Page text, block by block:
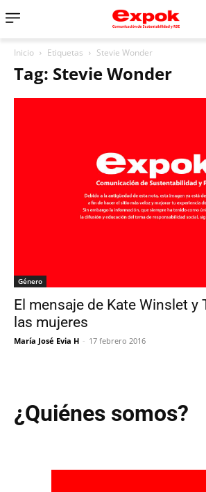
Inicio Etiquetas Stevie Wonder
Tag: Stevie Wonder
Género
El mensaje de Kate Winslet y
las mujeres
María José Evia H - 17 febrero 2016
¿Quiénes somos?